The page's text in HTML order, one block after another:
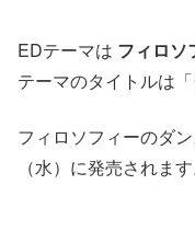
EDテーマは フィロソ
テーマのタイトルは「
フィロソフィーのダ
（水）に発売されます